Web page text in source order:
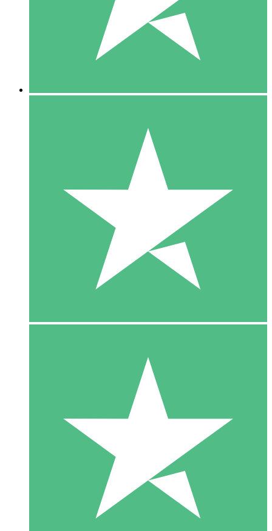
1 Téléchargement
10 00
10 Téléchargements
20 00